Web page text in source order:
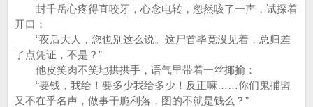
封千岳心疼得直咬牙，心念电转，忽然咳了一声，试探着
开口：
“夜后大人，您也别这么说。这尸首毕竟没见着，总归差
了点凭证，不是？”
他皮笑肉不笑地拱拱手，语气里带着一丝揶揄：
“要钱，我给！要多少我给多少！反正嘛……你们鬼捕盟
又不在乎名声，做事干脆利落，图的不就是钱么？”